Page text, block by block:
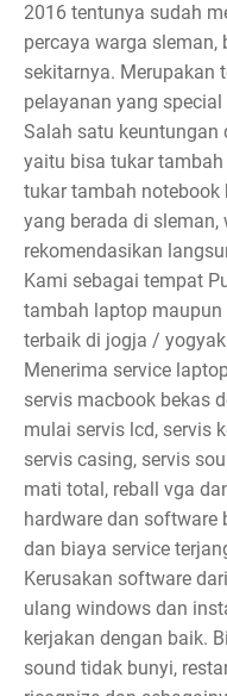
2016 tentunya sudah
percaya warga sleman,
sekitarnya. Merupakan
pelayanan yang
Salah satu
yaitu bisa tukar
tukar tambah notebook
yang berada di
rekomendasikan
Kami sebagai tempat
tambah laptop
terbaik di jogja /
Menerima service
servis macbook bekas
mulai servis lcd, servis
servis casing, servis
mati total, reball vga
hardware dan
dan biaya service
Kerusakan software
ulang windows dan
kerjakan dengan baik.
sound tidak bunyi,